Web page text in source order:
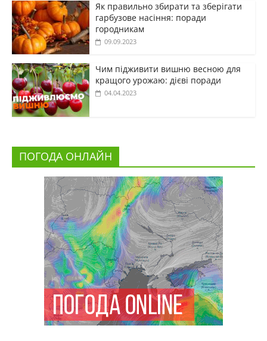
Як правильно збирати та зберігати
гарбузове насіння: поради
городникам
09.09.2023
Чим підживити вишню весною для
кращого урожаю: дієві поради
04.04.2023
ПОГОДА ОНЛАЙН